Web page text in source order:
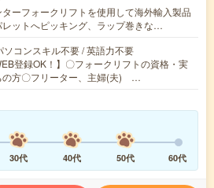
ーフォークリフトを使用して海外輸入製品
ットへピッキング、ラップ巻きな…
ソコンスキル不要 / 英語力不要
登録OK！】〇フォークリフトの資格・実
の方〇フリーター、主婦(夫) …
30代 40代 50代 60代